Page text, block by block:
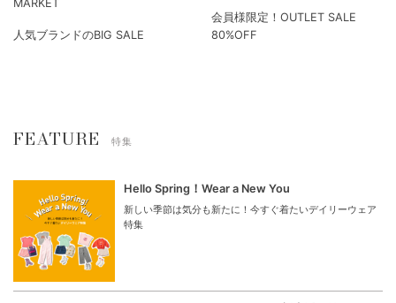
MARKET
人気ブランドのBIG SALE
会員様限定！OUTLET SALE
80%OFF
FEATURE 特集
Hello Spring！Wear a New You
新しい季節は気分も新たに！今すぐ着たいデイリーウェア
特集